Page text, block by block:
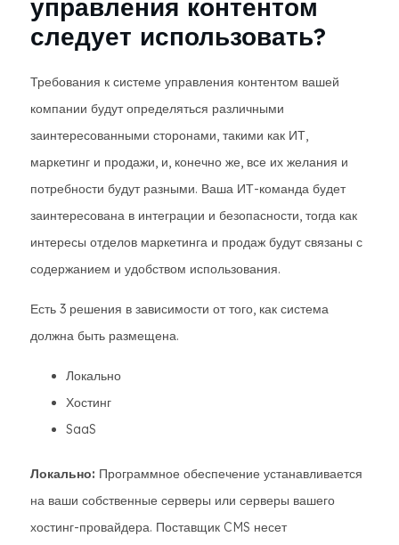
управления контентом
следует использовать?
Требования к системе управления контентом вашей
компании будут определяться различными
заинтересованными сторонами, такими как ИТ,
маркетинг и продажи, и, конечно же, все их желания и
потребности будут разными. Ваша ИТ-команда будет
заинтересована в интеграции и безопасности, тогда как
интересы отделов маркетинга и продаж будут связаны с
содержанием и удобством использования.
Есть 3 решения в зависимости от того, как система
должна быть размещена.
Локально
Хостинг
SaaS
Локально: Программное обеспечение устанавливается
на ваши собственные серверы или серверы вашего
хостинг-провайдера. Поставщик CMS несет